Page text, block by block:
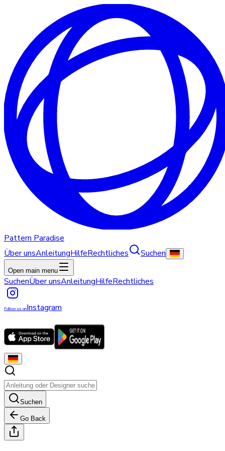
Pattern Paradise
Über unsAnleitungHilfeRechtliches Suchen
Open main menu
SuchenÜber unsAnleitungHilfeRechtliches
Follow us onInstagram
Suchen
Go Back